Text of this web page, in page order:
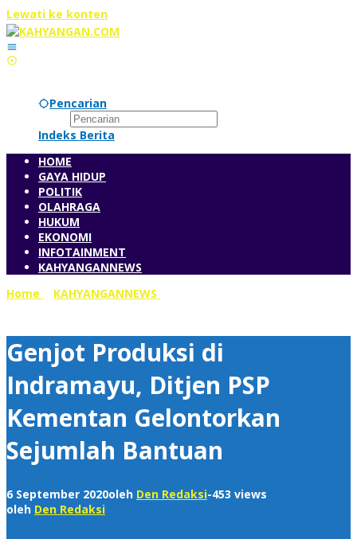
Lewati ke konten
Pencarian
Indeks Berita
HOME
GAYA HIDUP
POLITIK
OLAHRAGA
HUKUM
EKONOMI
INFOTAINMENT
KAHYANGANNEWS
Home
KAHYANGANNEWS
Genjot Produksi di
Indramayu, Ditjen PSP
Kementan Gelontorkan
Sejumlah Bantuan
6 September 2020oleh Den Redaksi-453 views
oleh Den Redaksi